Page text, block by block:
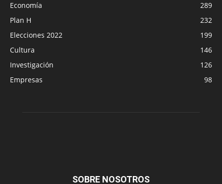
Economía
289
Plan H
232
Elecciones 2022
199
Cultura
146
Investigación
126
Empresas
98
SOBRE NOSOTROS